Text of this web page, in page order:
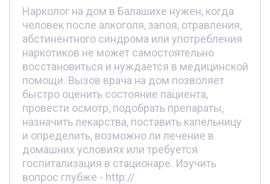
Нарколог на дом в Балашихе нужен, когда
человек после алкоголя, запоя, отравления,
абстинентного синдрома или употребления
наркотиков не может самостоятельно
восстановиться и нуждается в медицинской
помощи. Вызов врача на дом позволяет
быстро оценить состояние пациента,
провести осмотр, подобрать препараты,
назначить лекарства, поставить капельницу
и определить, возможно ли лечение в
домашних условиях или требуется
госпитализация в стационаре. Изучить
вопрос глубже - http://